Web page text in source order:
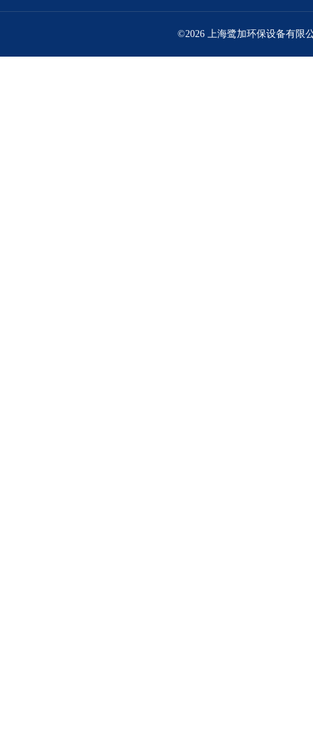
©2026 上海鹭加环保设备有限